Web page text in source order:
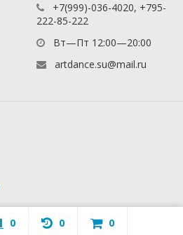
+7(999)-036-4020, +795-
222-85-222
Вт—Пт 12:00—20:00
artdance.su@mail.ru
0 0 0